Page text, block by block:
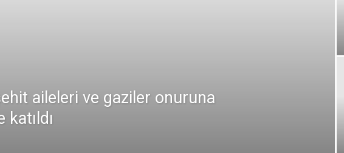
aileleri ve gaziler onuruna